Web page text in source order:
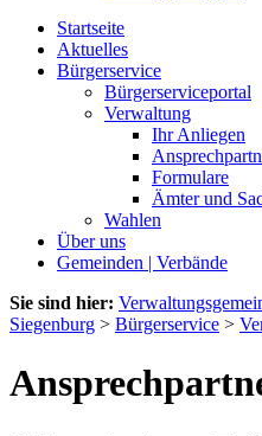
Startseite
Aktuelles
Bürgerservice
Bürgerserviceportal
Verwaltung
Ihr Anliegen
Formulare
Ämter und
Wahlen
Über uns
Gemeinden | Verbände
Sie sind hier:
Siegenburg > Bürgerservice >